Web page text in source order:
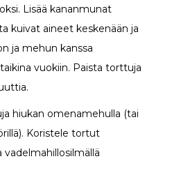
Lisää kananmunat
kuivat aineet keskenään ja
ja mehun kanssa
vuokiin. Paista torttuja
hiukan omenamehulla (tai
Koristele tortut
vadelmahillosilmällä